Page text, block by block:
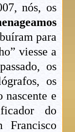
nós, os
para
viesse a
os
os
nascente e
do
Francisco